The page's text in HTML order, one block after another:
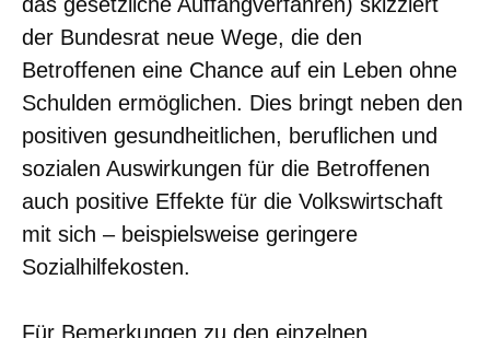
der Bundesrat neue Wege, die den
Betroffenen eine Chance auf ein Leben ohne
Schulden ermöglichen. Dies bringt neben den
positiven gesundheitlichen, beruflichen und
sozialen Auswirkungen für die Betroffenen
auch positive Effekte für die Volkswirtschaft
mit sich – beispielsweise geringere
Sozialhilfekosten.
Für Bemerkungen zu den einzelnen